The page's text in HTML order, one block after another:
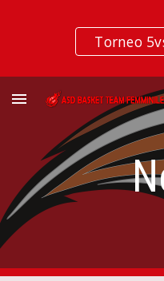
Skip to main content
Torneo